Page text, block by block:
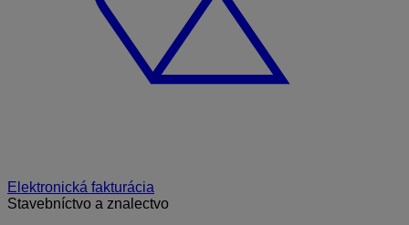
Elektronická fakturácia
Stavebníctvo a znalectvo